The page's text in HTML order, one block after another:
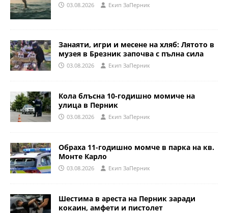
03.08.2026 Eкип ЗаПерник
Занаяти, игри и месене на хляб: Лятото в
музея в Брезник започва с пълна сила
03.08.2026 Eкип ЗаПерник
Кола блъсна 10-годишно момиче на
улица в Перник
03.08.2026 Eкип ЗаПерник
Обраха 11-годишно момче в парка на кв.
Монте Карло
03.08.2026 Eкип ЗаПерник
Шестима в ареста на Перник заради
кокаин, амфети и пистолет